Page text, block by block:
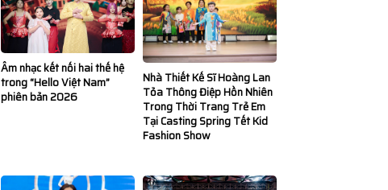
Âm nhạc kết nối hai thế hệ
trong “Hello Việt Nam”
phiên bản 2026
Nhà Thiết Kế Sĩ Hoàng Lan
Tỏa Thông Điệp Hồn Nhiên
Trong Thời Trang Trẻ Em
Tại Casting Spring Tết Kid
Fashion Show